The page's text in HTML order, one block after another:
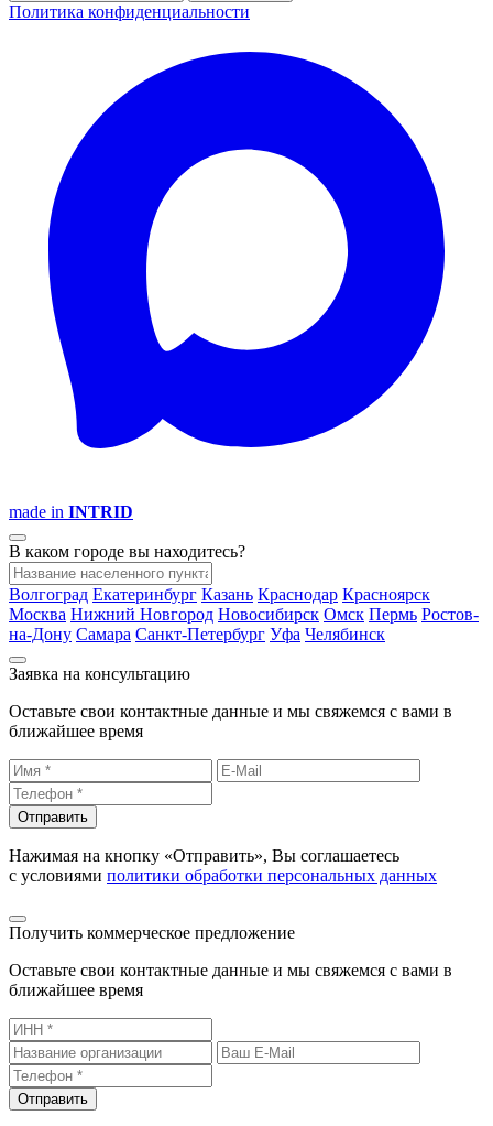
Политика конфиденциальности
made in INTRID
В каком городе вы находитесь?
Волгоград Екатеринбург Казань Краснодар Красноярск
Москва Нижний Новгород Новосибирск Омск Пермь Ростов-
на-Дону Самара Санкт-Петербург Уфа Челябинск
Заявка на консультацию
Оставьте свои контактные данные и мы свяжемся с вами в
ближайшее время
Отправить
Нажимая на кнопку «Отправить», Вы соглашаетесь
с условиями политики обработки персональных данных
Получить коммерческое предложение
Оставьте свои контактные данные и мы свяжемся с вами в
ближайшее время
Отправить